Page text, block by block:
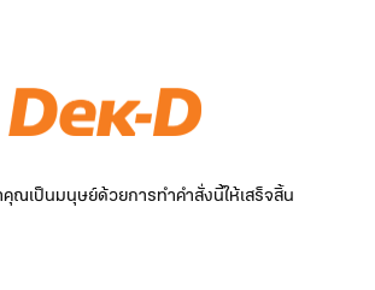
ณเป็นมนุษย์ด้วยการทำคำสั่งนี้ให้เสร็จสิ้น